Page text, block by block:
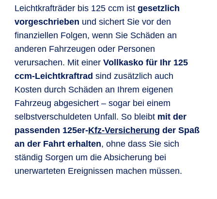
Leichtkrafträder bis 125 ccm ist gesetzlich
vorgeschrieben und sichert Sie vor den
finanziellen Folgen, wenn Sie Schäden an
anderen Fahrzeugen oder Personen
verursachen. Mit einer Vollkasko für Ihr 125
ccm-Leichtkraftrad sind zusätzlich auch
Kosten durch Schäden an Ihrem eigenen
Fahrzeug abgesichert – sogar bei einem
selbstverschuldeten Unfall. So bleibt mit der
passenden 125er-Kfz-Versicherung der Spaß
an der Fahrt erhalten, ohne dass Sie sich
ständig Sorgen um die Absicherung bei
unerwarteten Ereignissen machen müssen.